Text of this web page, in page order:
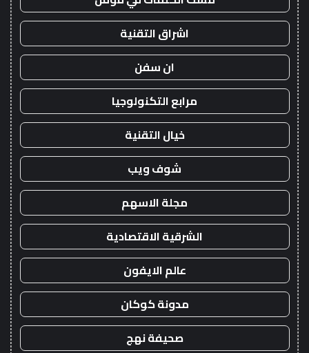
اشراق التقنية
ان سفن
مرابع التكنولوجيا
خيال التقنية
شوف ويب
مجلة الاسهم
الشرقية الاقتصادية
عالم الايفون
مدونة كوكان
صحيفة نهج